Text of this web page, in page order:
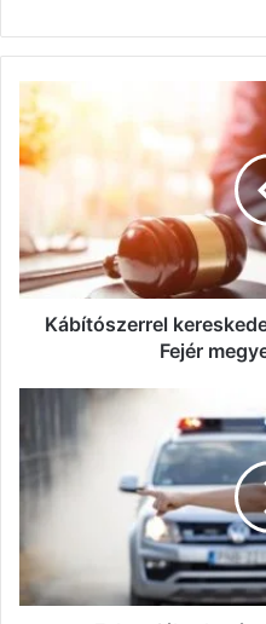
Kábítószerrel
kereskedett
egy
tibeti
egyik
Fejér
megyei
fesztiválon
Kábítószerrel
Fejér
Folytatják
határvadászok